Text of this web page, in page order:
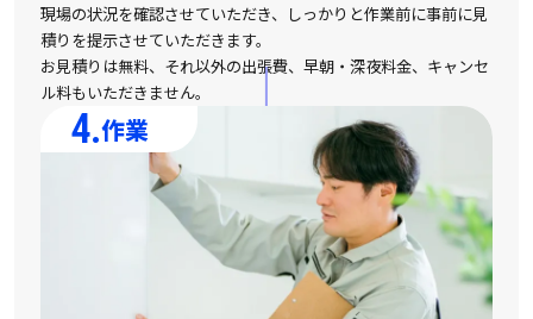
現場の状況を確認させていただき、しっかりと作業前に事前に見
積りを提示させていただきます。
お見積りは無料、それ以外の出張費、早朝・深夜料金、キャンセ
ル料もいただきません。
4.作業